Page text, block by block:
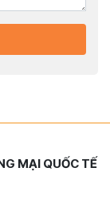
MẠI QUỐC TẾ